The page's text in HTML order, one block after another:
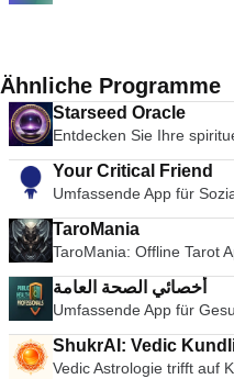
Ähnliche Programme
Starseed Oracle
Entdecken Sie Ihre
Your Critical Friend
Umfassende App für
TaroMania
TaroMania: Offline Tarot
أخصائي الصحة العامة
Umfassende App für
ShukrAI: Vedic Kundli
Vedic Astrologie trifft auf